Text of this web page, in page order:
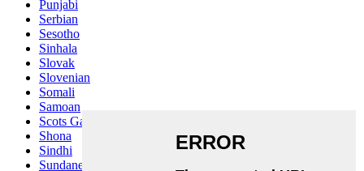
Punjabi
Serbian
Sesotho
Sinhala
Slovak
Slovenian
Somali
Samoan
Scots Gaelic
Shona
Sindhi
Sundanese